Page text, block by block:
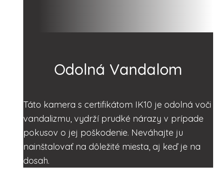
Odolná Vandalom
Táto kamera s certifikátom IK10 je odolná voči
vandalizmu, vydrží prudké nárazy v prípade
pokusov o jej poškodenie. Neváhajte ju
nainštalovať na dôležité miesta, aj keď je na
dosah.